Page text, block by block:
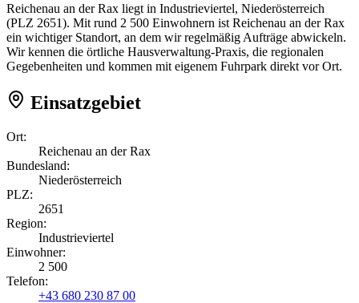
Reichenau an der Rax liegt in Industrieviertel, Niederösterreich
(PLZ 2651). Mit rund 2 500 Einwohnern ist Reichenau an der Rax
ein wichtiger Standort, an dem wir regelmäßig Aufträge abwickeln.
Wir kennen die örtliche Hausverwaltung-Praxis, die regionalen
Gegebenheiten und kommen mit eigenem Fuhrpark direkt vor Ort.
Einsatzgebiet
Ort:
Reichenau an der Rax
Bundesland:
Niederösterreich
PLZ:
2651
Region:
Industrieviertel
Einwohner:
2 500
Telefon:
+43 680 230 87 00